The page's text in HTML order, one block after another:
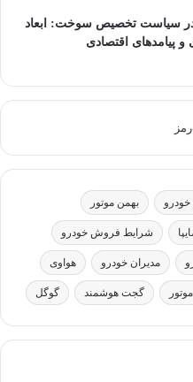
در سیاست تخصیص سوخت: ابعاد
پیامدهای اقتصادی
خودرو بهمن موتور
شرایط فروش خودرو
مدیران خودرو هواوی
گجت هوشمند گوگل